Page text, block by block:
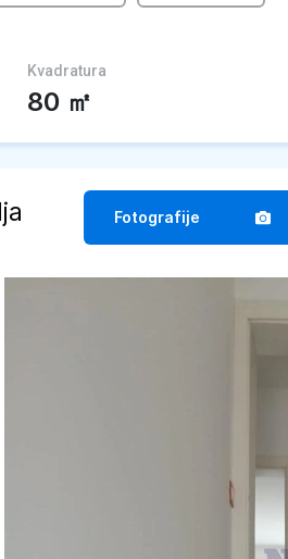
Kvadratura
80 ㎡
Fotografije